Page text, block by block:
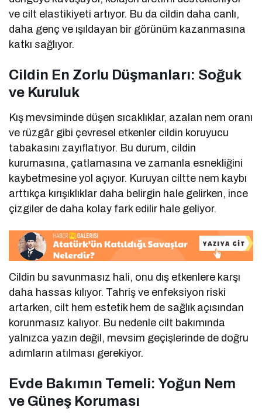
ve cilt elastikiyeti artıyor. Bu da cildin daha canlı,
daha genç ve ışıldayan bir görünüm kazanmasına
katkı sağlıyor.
Cildin En Zorlu Düşmanları: Soğuk
ve Kuruluk
Kış mevsiminde düşen sıcaklıklar, azalan nem oranı
ve rüzgâr gibi çevresel etkenler cildin koruyucu
tabakasını zayıflatıyor. Bu durum, cildin
kurumasına, çatlamasına ve zamanla esnekliğini
kaybetmesine yol açıyor. Kuruyan ciltte nem kaybı
arttıkça kırışıklıklar daha belirgin hale gelirken, ince
çizgiler de daha kolay fark edilir hale geliyor.
Cildin bu savunmasız hali, onu dış etkenlere karşı
daha hassas kılıyor. Tahriş ve enfeksiyon riski
artarken, cilt hem estetik hem de sağlık açısından
korunmasız kalıyor. Bu nedenle cilt bakımında
yalnızca yazın değil, mevsim geçişlerinde de doğru
adımların atılması gerekiyor.
Evde Bakımın Temeli: Yoğun Nem
ve Güneş Koruması